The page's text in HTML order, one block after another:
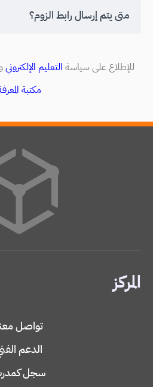
متى يتم إرسال رابط الزوم؟
للإطلاع على سياسة التعليم الإلكتروني
مكتبة
المركز
تواصل
الدعم
سجل